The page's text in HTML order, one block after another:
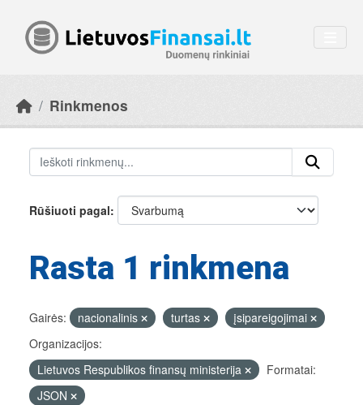
Rinkmenos
Rūšiuoti pagal
Rasta 1 rinkmena
Gairės: nacionalinis turtas
įsipareigojimai
Organizacijos:
Lietuvos Respublikos finansų ministerija
Formatai:
JSON